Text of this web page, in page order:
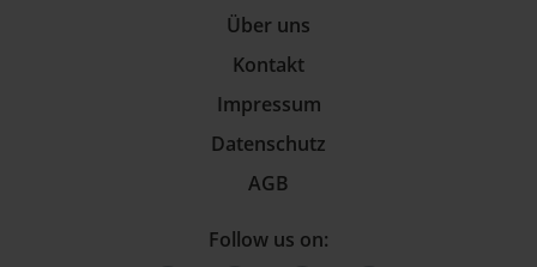
Über uns
Kontakt
Impressum
Datenschutz
AGB
Follow us on: